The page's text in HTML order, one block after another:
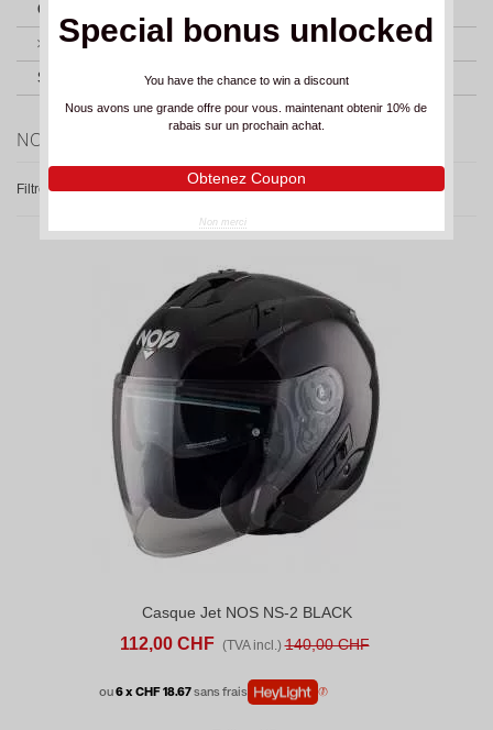
Special bonus unlocked
You have the chance to win a discount
Nous avons une grande offre pour vous. maintenant obtenir 10% de
rabais sur un prochain achat.
Obtenez Coupon
Non merci
CASQUES
CASQUES JET(1)
SALE
NOS
Filtre
Casque Jet NOS NS-2 BLACK
112,00 CHF (TVA incl.) 140,00 CHF
ou6 x CHF 18.67sans frais